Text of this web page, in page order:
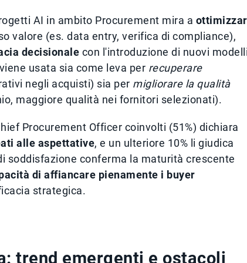
AI in ambito Procurement mira a
valore (es. data entry, verifica di compliance),
decisionale con l'introduzione di nuovi
usata sia come leva per recuperare
negli acquisti) sia per migliorare la qualità
maggiore qualità nei fornitori selezionati).
Procurement Officer coinvolti (51%) dichiara
alle aspettative, e un ulteriore 10% li giudica
soddisfazione conferma la maturità crescente
di affiancare pienamente i buyer
strategica.
trend emergenti e ostacoli